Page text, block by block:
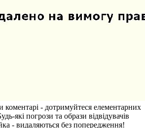
- дотримуйтеся елементарних
які погрози та образи відвідувачів
- видаляються без попередження!